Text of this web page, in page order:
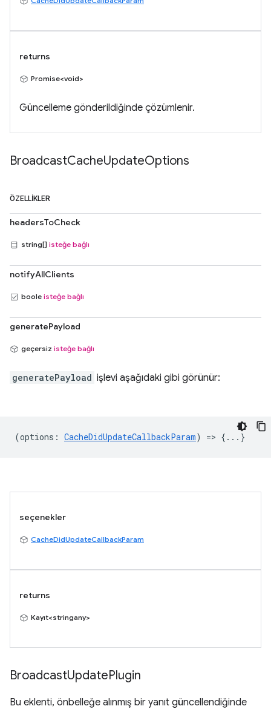
returns
Promise<void>
Güncelleme gönderildiğinde çözümlenir.
BroadcastCacheUpdateOptions
ÖZELLIKLER
headersToCheck
string[] isteğe bağlı
notifyAllClients
boole isteğe bağlı
generatePayload
geçersiz isteğe bağlı
generatePayload işlevi aşağıdaki gibi görünür:
(options : CacheDidUpdateCallbackParam) => {...}
seçenekler
CacheDidUpdateCallbackParam
returns
Kayıt<stringany>
BroadcastUpdatePlugin
Bu eklenti, önbelleğe alınmış bir yanıt güncellendiğinde